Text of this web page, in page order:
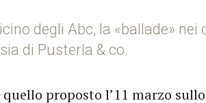
degli Abc, la «ballade»
di Pusterla & co.
proposto l’11 marzo